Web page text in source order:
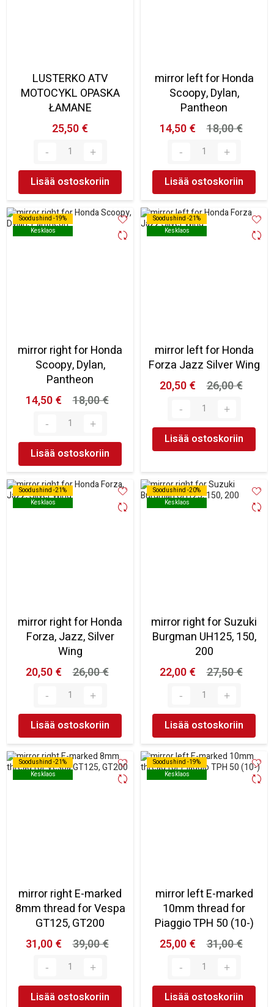
LUSTERKO ATV
MOTOCYKL OPASKA
ŁAMANE
25,50 €
Lisää ostoskoriin
mirror left for Honda
Scoopy, Dylan,
Pantheon
14,50 €
18,00 €
Lisää ostoskoriin
Soodushind -19%
Kesklaos
Soodushind -19%
Kesklaos
mirror right for Honda
Scoopy, Dylan,
Pantheon
14,50 €
18,00 €
Lisää ostoskoriin
Soodushind -21%
Kesklaos
Soodushind -21%
Kesklaos
mirror left for Honda
Forza Jazz Silver Wing
20,50 €
26,00 €
Lisää ostoskoriin
Soodushind -21%
Kesklaos
Soodushind -21%
Kesklaos
mirror right for Honda
Forza, Jazz, Silver
Wing
20,50 €
26,00 €
Lisää ostoskoriin
Soodushind -20%
Kesklaos
Soodushind -20%
Kesklaos
mirror right for Suzuki
Burgman UH125, 150,
200
22,00 €
27,50 €
Lisää ostoskoriin
Soodushind -21%
Kesklaos
Soodushind -21%
Kesklaos
mirror right E-marked
8mm thread for Vespa
GT125, GT200
31,00 €
39,00 €
Lisää ostoskoriin
Soodushind -19%
Kesklaos
Soodushind -19%
Kesklaos
mirror left E-marked
10mm thread for
Piaggio TPH 50 (10-)
25,00 €
31,00 €
Lisää ostoskoriin